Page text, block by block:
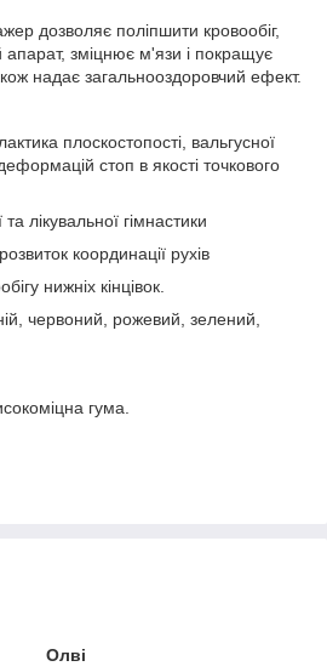
дозволяє поліпшити кровообіг,
апарат, зміцнює м'язи і покращує
надає загальнооздоровчий ефект.
плоскостопості, вальгусної
стоп в якості точкового
лікувальної гімнастики
координації рухів
нижніх кінцівок.
червоний, рожевий, зелений,
гума.
Олві